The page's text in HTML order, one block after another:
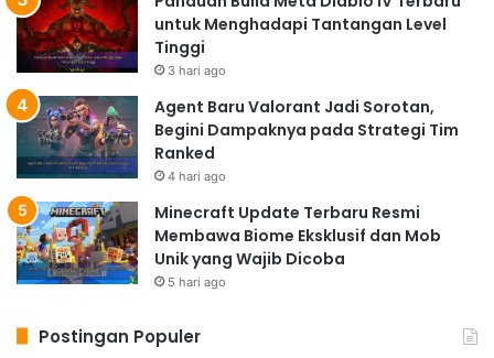
untuk Menghadapi Tantangan Level
Tinggi
3 hari ago
Agent Baru Valorant Jadi Sorotan,
Begini Dampaknya pada Strategi Tim
Ranked
4 hari ago
Minecraft Update Terbaru Resmi
Membawa Biome Eksklusif dan Mob
Unik yang Wajib Dicoba
5 hari ago
Postingan Populer